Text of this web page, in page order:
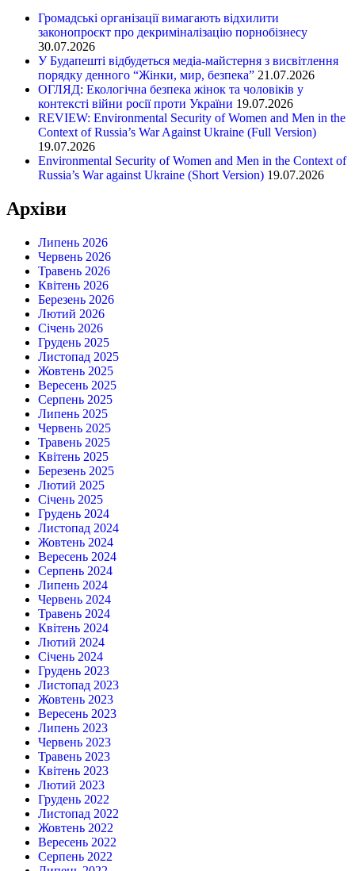
Громадські організації вимагають відхилити
законопроєкт про декриміналізацію порнобізнесу
30.07.2026
У Будапешті відбудеться медіа-майстерня з висвітлення
порядку денного “Жінки, мир, безпека” 21.07.2026
ОГЛЯД: Екологічна безпека жінок та чоловіків у
контексті війни росії проти України 19.07.2026
REVIEW: Environmental Security of Women and Men in the
Context of Russia’s War Against Ukraine (Full Version)
19.07.2026
Environmental Security of Women and Men in the Context of
Russia’s War against Ukraine (Short Version) 19.07.2026
Архіви
Липень 2026
Червень 2026
Травень 2026
Квітень 2026
Березень 2026
Лютий 2026
Січень 2026
Грудень 2025
Листопад 2025
Жовтень 2025
Вересень 2025
Серпень 2025
Липень 2025
Червень 2025
Травень 2025
Квітень 2025
Березень 2025
Лютий 2025
Січень 2025
Грудень 2024
Листопад 2024
Жовтень 2024
Вересень 2024
Серпень 2024
Липень 2024
Червень 2024
Травень 2024
Квітень 2024
Лютий 2024
Січень 2024
Грудень 2023
Листопад 2023
Жовтень 2023
Вересень 2023
Липень 2023
Червень 2023
Травень 2023
Квітень 2023
Лютий 2023
Грудень 2022
Листопад 2022
Жовтень 2022
Вересень 2022
Серпень 2022